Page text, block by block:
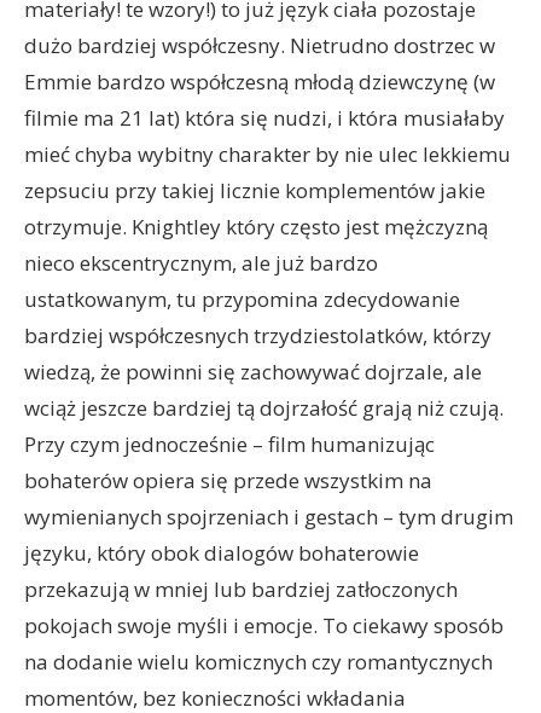
materiały! te wzory!) to już język ciała pozostaje
dużo bardziej współczesny. Nietrudno dostrzec w
Emmie bardzo współczesną młodą dziewczynę (w
filmie ma 21 lat) która się nudzi, i która musiałaby
mieć chyba wybitny charakter by nie ulec lekkiemu
zepsuciu przy takiej licznie komplementów jakie
otrzymuje. Knightley który często jest mężczyzną
nieco ekscentrycznym, ale już bardzo
ustatkowanym, tu przypomina zdecydowanie
bardziej współczesnych trzydziestolatków, którzy
wiedzą, że powinni się zachowywać dojrzale, ale
wciąż jeszcze bardziej tą dojrzałość grają niż czują.
Przy czym jednocześnie – film humanizując
bohaterów opiera się przede wszystkim na
wymienianych spojrzeniach i gestach – tym drugim
języku, który obok dialogów bohaterowie
przekazują w mniej lub bardziej zatłoczonych
pokojach swoje myśli i emocje. To ciekawy sposób
na dodanie wielu komicznych czy romantycznych
momentów, bez konieczności wkładania